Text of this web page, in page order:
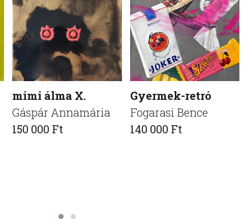
mimi álma X.
Gáspár Annamária
150 000 Ft
Gyermek-retró
Fogarasi Bence
140 000 Ft